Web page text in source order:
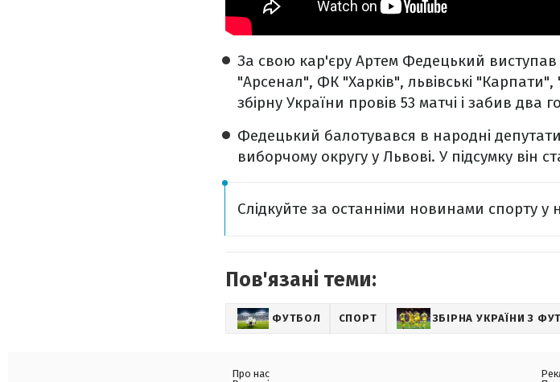
За свою кар'єру Артем Федецький
"Арсенал", ФК "Харків", львівські
збірну України провів 53 матчі і забив два
Федецький балотувався в народні
виборчому округу у Львові. У підсумку він
Слідкуйте за останніми новинами спорту у
Пов'язані теми:
ФУТБОЛ СПОРТ ЗБІРНА УКРАЇНИ З
Про нас